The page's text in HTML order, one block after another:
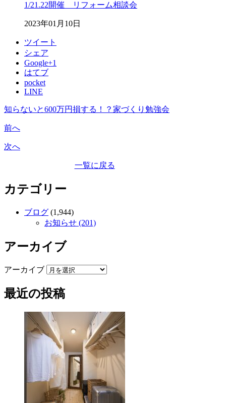
1/21.22開催 リフォーム相談会
2023年01月10日
ツイート
シェア
Google+1
はてブ
pocket
LINE
知らないと600万円損する！？家づくり勉強会
前へ
次へ
一覧に戻る
カテゴリー
ブログ (1,944)
お知らせ (201)
アーカイブ
アーカイブ
最近の投稿